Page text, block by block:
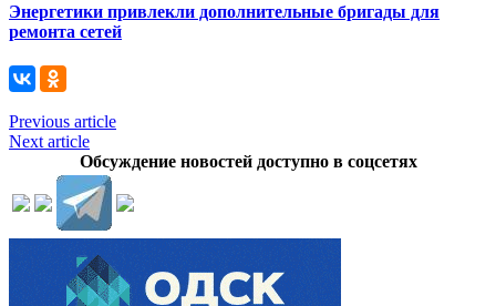
Энергетики привлекли дополнительные бригады для
ремонта сетей
Previous article
Next article
Обсуждение новостей доступно в соцсетях